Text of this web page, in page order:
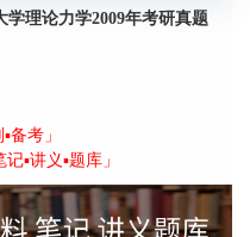
学理论力学2009年考研真题
备考」
▪讲义▪题库」